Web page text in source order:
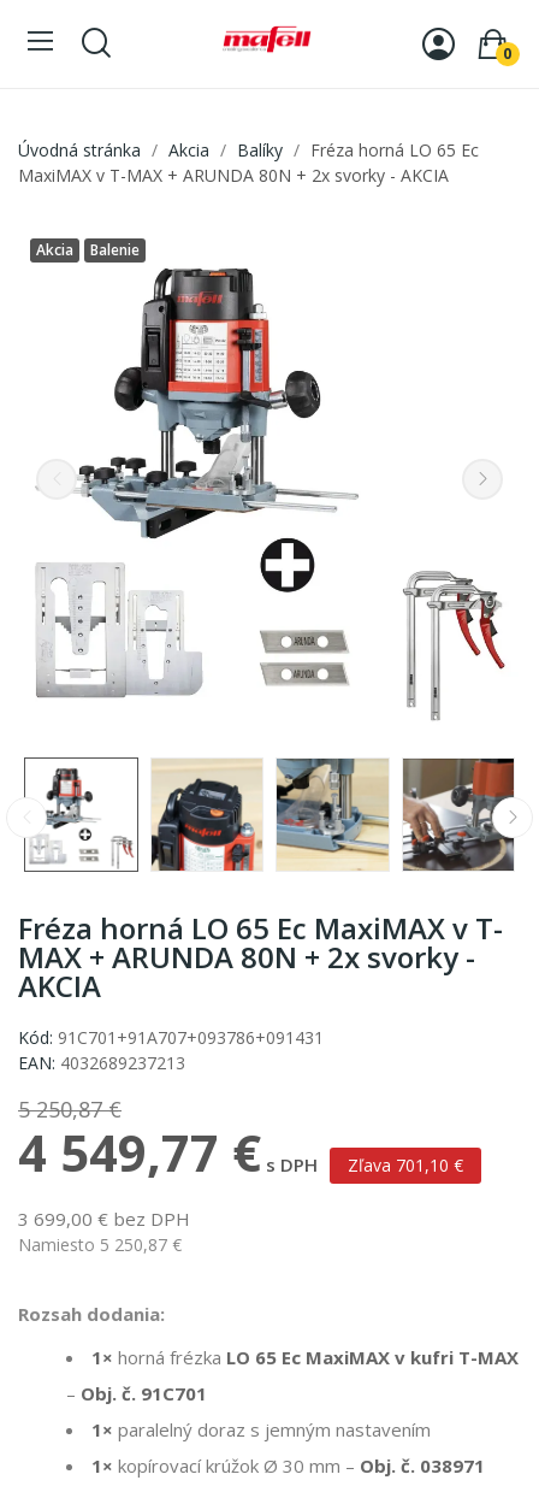
0
Úvodná stránka Akcia Balíky
Fréza horná LO 65 Ec
MaxiMAX v T-MAX + ARUNDA 80N + 2x svorky - AKCIA
Akcia Balenie
Fréza horná LO 65 Ec MaxiMAX v T-
MAX + ARUNDA 80N + 2x svorky -
AKCIA
Kód: 91C701+91A707+093786+091431
EAN: 4032689237213
5 250,87 €
4 549,77 € s DPH Zľava 701,10 €
3 699,00 € bez DPH
Namiesto 5 250,87 €
Rozsah dodania:
1× horná frézka LO 65 Ec MaxiMAX v kufri T-MAX
– Obj. č. 91C701
1× paralelný doraz s jemným nastavením
1× kopírovací krúžok Ø 30 mm – Obj. č. 038971